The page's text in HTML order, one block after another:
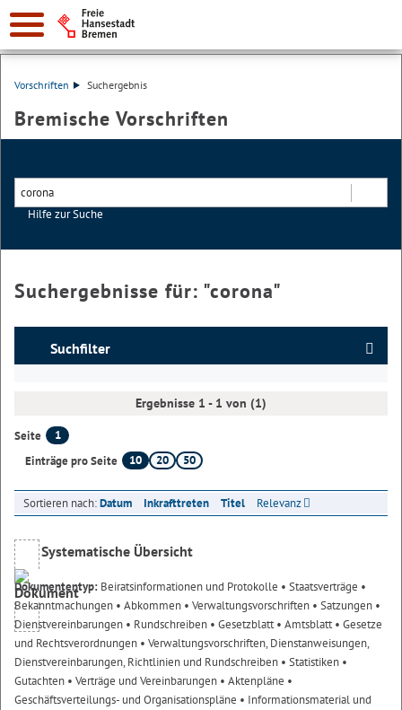
Vorschriften Suchergebnis
Bremische Vorschriften
Hilfe zur Suche
Suchergebnisse für: "corona"
Suchfilter
Ergebnisse 1 - 1 von (1)
Seite
1
Einträge pro Seite
10 20 50
Sortieren nach:Datum Inkrafttreten Titel Relevanz
Systematische Übersicht
Dokumententyp: Beiratsinformationen und Protokolle • Staatsverträge •
Bekanntmachungen • Abkommen • Verwaltungsvorschriften • Satzungen •
Dienstvereinbarungen • Rundschreiben • Gesetzblatt• Amtsblatt• Gesetze
und Rechtsverordnungen • Verwaltungsvorschriften, Dienstanweisungen,
Dienstvereinbarungen, Richtlinien und Rundschreiben • Statistiken •
Gutachten • Verträge und Vereinbarungen • Aktenpläne •
Geschäftsverteilungs- und Organisationspläne • Informationsmaterial und